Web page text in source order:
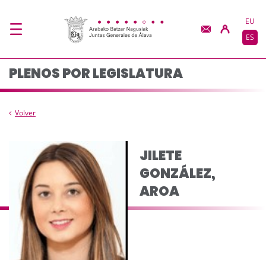
Composición del
EU
ES
PLENOS POR LEGISLATURA
Volver
JILETE
GONZÁLEZ,
AROA